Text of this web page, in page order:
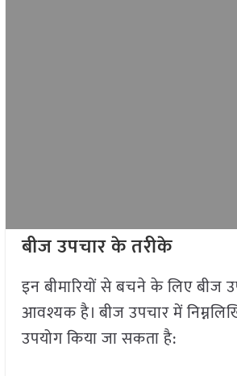
बीज उपचार के तरीके
इन बीमारियों से बचने के लिए बीज
आवश्यक है। बीज उपचार में
उपयोग किया जा सकता है: